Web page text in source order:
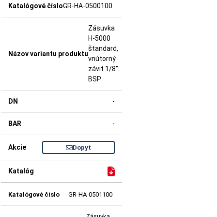
GR-HA-0500100
Zásuvka
H-5000
štandard,
vnútorný
závit 1/8"
BSP
-
-
Dopyt
GR-HA-0501100